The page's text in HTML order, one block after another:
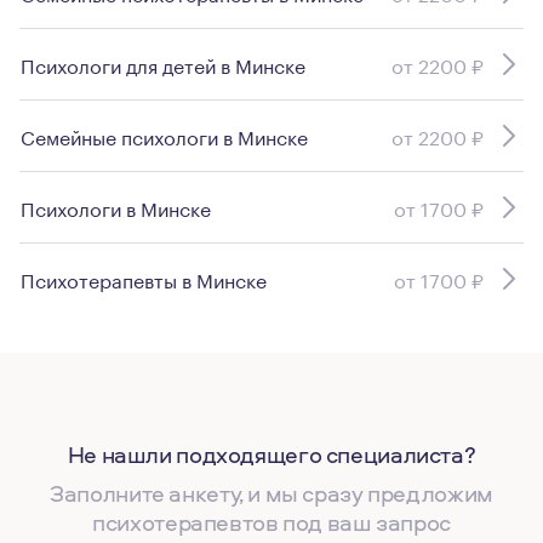
Психологи для детей в Минске от 2200 ₽
Семейные психологи в Минске от 2200 ₽
Психологи в Минске от 1700 ₽
Психотерапевты в Минске от 1700 ₽
Не нашли подходящего специалиста?
Заполните анкету, и мы сразу предложим
психотерапевтов под ваш запрос